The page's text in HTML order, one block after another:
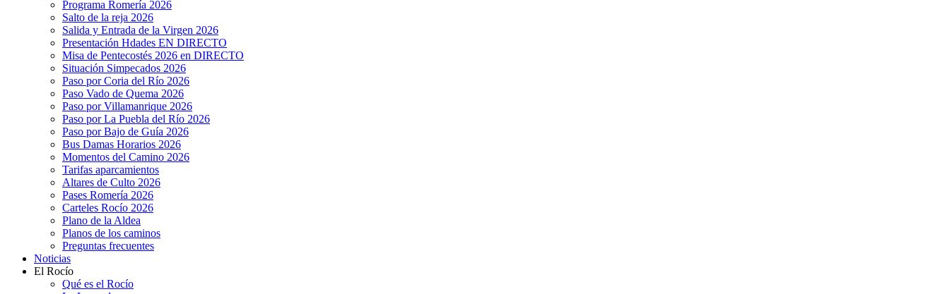
Programa Romería 2026
Salto de la reja 2026
Salida y Entrada de la Virgen 2026
Presentación Hdades EN DIRECTO
Misa de Pentecostés 2026 en DIRECTO
Situación Simpecados 2026
Paso por Coria del Río 2026
Paso Vado de Quema 2026
Paso por Villamanrique 2026
Paso por La Puebla del Río 2026
Paso por Bajo de Guía 2026
Bus Damas Horarios 2026
Momentos del Camino 2026
Tarifas aparcamientos
Altares de Culto 2026
Pases Romería 2026
Carteles Rocío 2026
Plano de la Aldea
Planos de los caminos
Preguntas frecuentes
Noticias
El Rocío
Qué es el Rocío